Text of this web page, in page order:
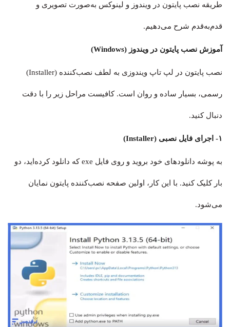
طریقه نصب پایتون در ویندوز و لینوکس به‌صورت تصویری و
قدم‌به‌قدم شرح می‌دهیم.
آموزش نصب پایتون در ویندوز (Windows)
نصب پایتون در لپ تاپ ویندوزی به لطف نصب‌کننده (Installer)
رسمی، بسیار ساده و روان است. کافیست مراحل زیر را با دقت
دنبال کنید.
۱- اجرای فایل نصبی (Installer)
به پوشه دانلودهای خود بروید و روی فایل exe که دانلود کرده‌اید، دو
بار کلیک کنید. با این کار، اولین صفحه نصب‌کننده پایتون نمایان
می‌شود.